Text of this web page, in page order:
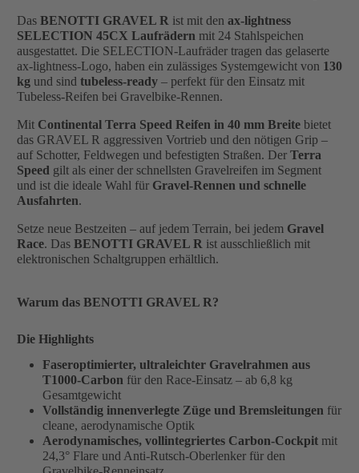
Das BENOTTI GRAVEL R ist mit den ax-lightness
SELECTION 45CX Laufrädern mit 24 Stahlspeichen
ausgestattet. Die SELECTION-Laufräder tragen das gelaserte
ax-lightness-Logo, haben ein zulässiges Systemgewicht von 130
kg und sind tubeless-ready – perfekt für den Einsatz mit
Tubeless-Reifen bei Gravelbike-Rennen.
Mit Continental Terra Speed Reifen in 40 mm Breite bietet
das GRAVEL R aggressiven Vortrieb und den nötigen Grip –
auf Schotter, Feldwegen und befestigten Straßen. Der Terra
Speed gilt als einer der schnellsten Gravelreifen im Segment
und ist die ideale Wahl für Gravel-Rennen und schnelle
Ausfahrten.
Setze neue Bestzeiten – auf jedem Terrain, bei jedem Gravel
Race. Das BENOTTI GRAVEL R ist ausschließlich mit
elektronischen Schaltgruppen erhältlich.
Warum das BENOTTI GRAVEL R?
Die Highlights
Faseroptimierter, ultraleichter Gravelrahmen aus
T1000-Carbon für den Race-Einsatz – ab 6,8 kg
Gesamtgewicht
Vollständig innenverlegte Züge und Bremsleitungen für
cleane, aerodynamische Optik
Aerodynamisches, vollintegriertes Carbon-Cockpit mit
24,3° Flare und Anti-Rutsch-Oberlenker für den